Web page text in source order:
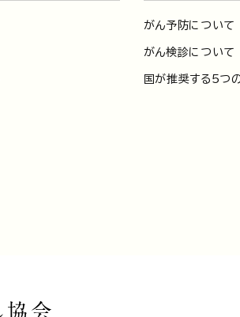
がん予防について
がん検診について
国が推奨する5つ